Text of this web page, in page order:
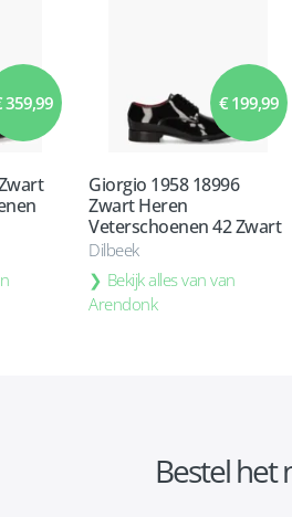
359,99 € 199,99
Giorgio 1958 18996
Zwart Heren
Veterschoenen 42 Zwart
Dilbeek
Bekijk alles van van
Arendonk
Bestel het